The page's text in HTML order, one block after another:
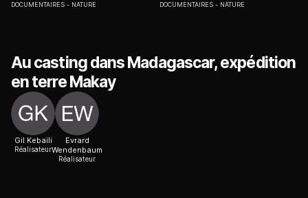
DOCUMENTAIRES NATURE DOCUMENTAIRES NATURE
Au casting dans Madagascar, expédition
en terre Makay
Gil Kebaïli
Réalisateur
Evrard
Wendenbaum
Réalisateur